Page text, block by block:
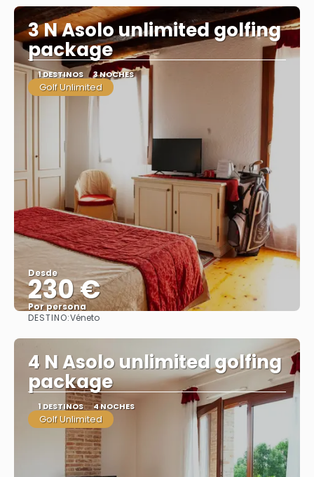
3 N Asolo unlimited golfing
package
1 DESTINOS 3 NOCHES
Golf Unlimited
Desde
230 €
Por persona
DESTINO:Véneto
4 N Asolo unlimited golfing
package
1 DESTINOS 4 NOCHES
Golf Unlimited